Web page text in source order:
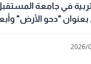
في جامعة
توعوي بعنوان "دحو